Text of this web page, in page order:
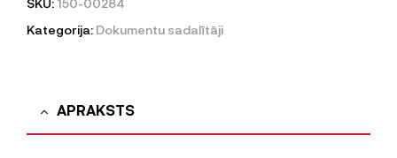
SKU: 150-00284
Kategorija: Dokumentu sadalītāji
APRAKSTS